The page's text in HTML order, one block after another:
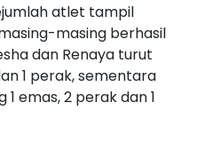
atlet tampil
masing berhasil
dan Renaya turut
1 perak, sementara
emas, 2 perak dan 1